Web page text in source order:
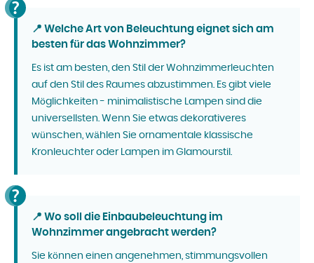
📍 Welche Art von Beleuchtung eignet sich am
besten für das Wohnzimmer?
Es ist am besten, den Stil der Wohnzimmerleuchten
auf den Stil des Raumes abzustimmen. Es gibt viele
Möglichkeiten - minimalistische Lampen sind die
universellsten. Wenn Sie etwas dekorativeres
wünschen, wählen Sie ornamentale klassische
Kronleuchter oder Lampen im Glamourstil.
📍 Wo soll die Einbaubeleuchtung im
Wohnzimmer angebracht werden?
Sie können einen angenehmen, stimmungsvollen